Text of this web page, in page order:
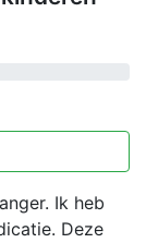
Ik heb
Deze